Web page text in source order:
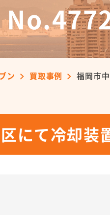
ン 買取事例 福岡市
にて冷却装